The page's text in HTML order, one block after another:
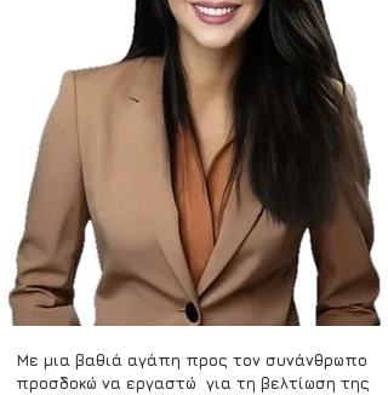
Με μια βαθιά αγάπη προς τον συνάνθρωπο
προσδοκώ να εργαστώ  για τη βελτίωση της